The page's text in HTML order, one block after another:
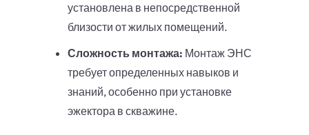
установлена в непосредственной
близости от жилых помещений.
Сложность монтажа: Монтаж ЭНС
требует определенных навыков и
знаний, особенно при установке
эжектора в скважине.